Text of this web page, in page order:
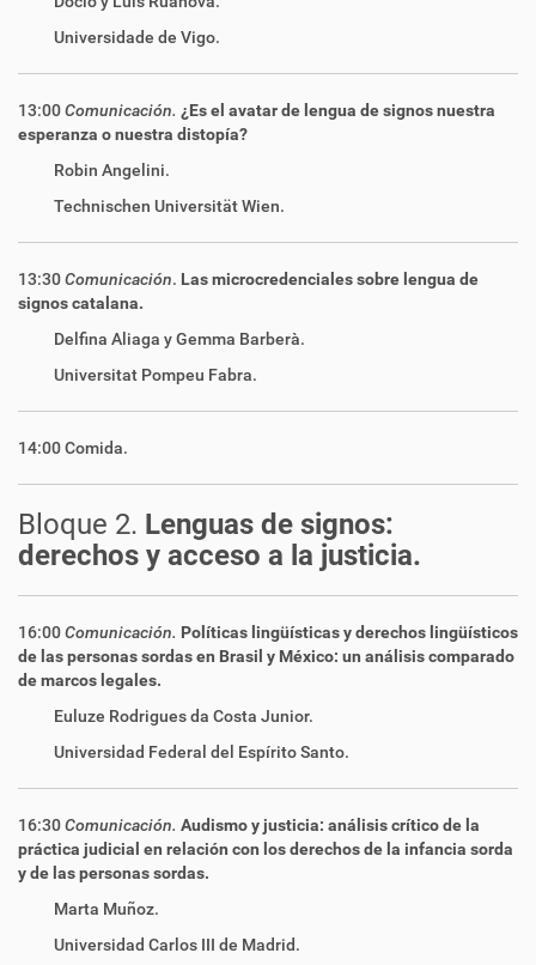
Universidade de Vigo.
13:00Comunicación. ¿Es el avatar de lengua de signos nuestra
esperanza o nuestra distopía?
Robin Angelini.
Technischen Universität Wien.
13:30Comunicación. Las microcredenciales sobre lengua de
signos catalana.
Delfina Aliaga y Gemma Barberà.
Universitat Pompeu Fabra.
14:00 Comida.
Bloque 2. Lenguas de signos:
derechos y acceso a la justicia.
16:00Comunicación. Políticas lingüísticas y derechos lingüísticos
de las personas sordas en Brasil y México: un análisis comparado
de marcos legales.
Euluze Rodrigues da Costa Junior.
Universidad Federal del Espírito Santo.
16:30Comunicación. Audismo y justicia: análisis crítico de la
práctica judicial en relación con los derechos de la infancia sorda
y de las personas sordas.
Marta Muñoz.
Universidad Carlos III de Madrid.